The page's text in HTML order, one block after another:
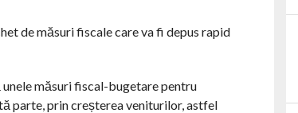
de măsuri fiscale care va fi depus rapid
unele măsuri fiscal-bugetare pentru
parte, prin creșterea veniturilor, astfel